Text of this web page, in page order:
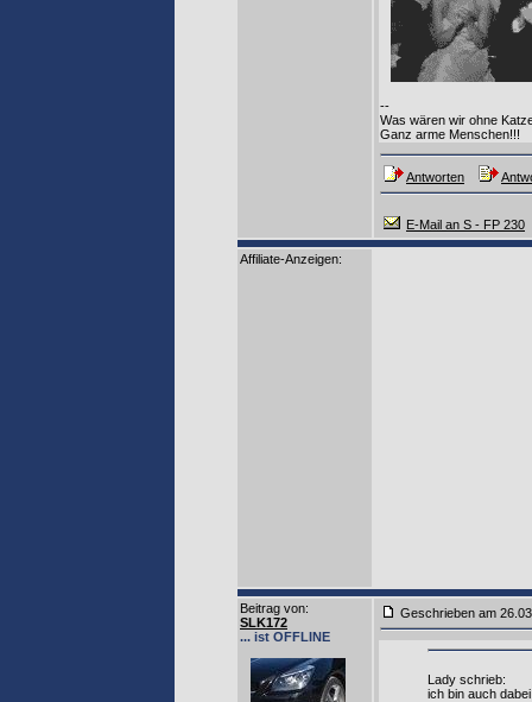
--
Was wären wir ohne
Ganz arme Menschen!!!
Antworten
E-Mail an S - FP 230
Affiliate-Anzeigen:
Beitrag von:
SLK172
... ist OFFLINE
Geschrieben am
Lady schrieb:
ich bin auch